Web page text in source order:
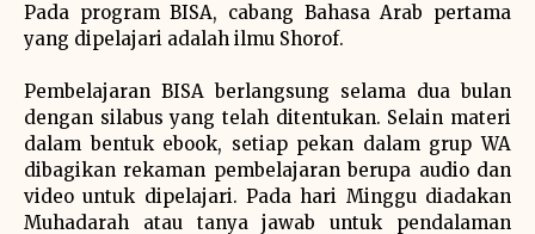
Pada program BISA, cabang Bahasa Arab pertama
yang dipelajari adalah ilmu Shorof.
Pembelajaran BISA berlangsung selama dua bulan
dengan silabus yang telah ditentukan. Selain materi
dalam bentuk ebook, setiap pekan dalam grup WA
dibagikan rekaman pembelajaran berupa audio dan
video untuk dipelajari. Pada hari Minggu diadakan
Muhadarah atau tanya jawab untuk pendalaman